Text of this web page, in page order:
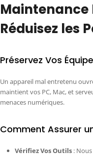
Réduisez les
Préservez Vos
Un appareil mal entretenu
maintient vos PC, Mac, et
menaces numériques.
Comment Assurer
Vérifiez Vos Outils :